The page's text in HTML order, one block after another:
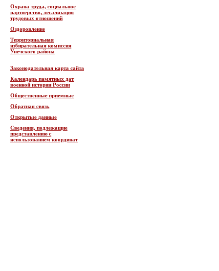
Охрана труда, социальное
партнерство, легализация
трудовых отношений
Оздоровление
Территориальная
избирательная комиссия
Унечского района
Законодательная карта сайта
Календарь памятных дат
военной истории России
Общественные приемные
Обратная связь
Открытые данные
Сведения, подлежащие
представлению с
использованием координат